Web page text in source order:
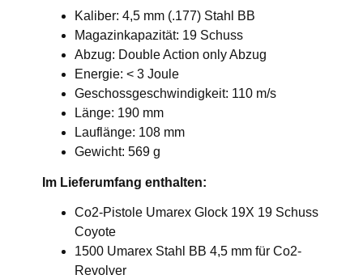
Kaliber: 4,5 mm (.177) Stahl BB
Magazinkapazität: 19 Schuss
Abzug: Double Action only Abzug
Energie: < 3 Joule
Geschossgeschwindigkeit: 110 m/s
Länge: 190 mm
Lauflänge: 108 mm
Gewicht: 569 g
Im Lieferumfang enthalten:
Co2-Pistole Umarex Glock 19X 19 Schuss
Coyote
1500 Umarex Stahl BB 4,5 mm für Co2-
Revolver